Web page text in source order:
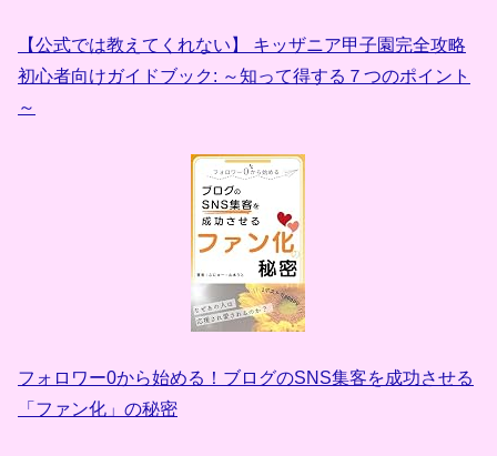
【公式では教えてくれない】 キッザニア甲子園完全攻略
初心者向けガイドブック: ～知って得する７つのポイント
～
フォロワー0から始める！ブログのSNS集客を成功させる
「ファン化」の秘密